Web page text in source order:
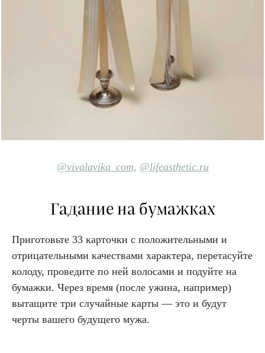
@vivalavika_ com, @lifeasthetic.ru
Гадание на бумажках
Приготовьте 33 карточки с положительными и
отрицательными качествами характера, перетасуйте
колоду, проведите по ней волосами и подуйте на
бумажки. Через время (после ужина, например)
вытащите три случайные карты — это и будут
черты вашего будущего мужа.